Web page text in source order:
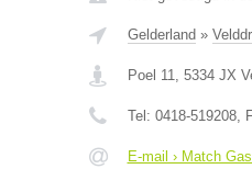
Gelderland »
Poel 11, 5334 JX
Tel: 0418-519208,
E-mail › Match